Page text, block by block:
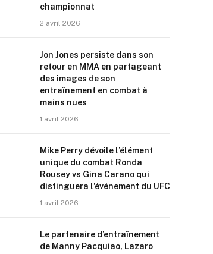
championnat
2 avril 2026
Jon Jones persiste dans son
retour en MMA en partageant
des images de son
entraînement en combat à
mains nues
1 avril 2026
Mike Perry dévoile l’élément
unique du combat Ronda
Rousey vs Gina Carano qui
distinguera l’événement du UFC
1 avril 2026
Le partenaire d’entraînement
de Manny Pacquiao, Lazaro